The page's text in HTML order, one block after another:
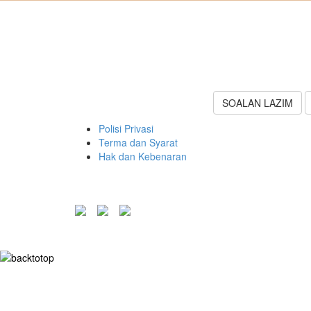
SOALAN LAZIM
Polisi Privasi
Terma dan Syarat
Hak dan Kebenaran